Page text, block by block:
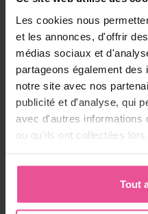
Les cookies nous
et les annonces, d'offrir
médias sociaux et
partageons également
notre site avec nos
publicité et d'analyse, qui
avec d'autres informations
ou qu'ils ont collectées
Tout
Produits